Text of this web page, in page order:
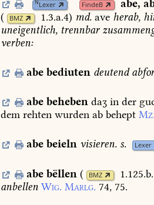
NLexer FindeB abe,
(
BMZ 1.3.a.4) md. ave herab,
uneigentlich, trennbar
verben:
abebediuten deutend
abebeheben daʒinder
dem rehten wurden ab behept
abebeieln visieren. s. Lexer
abebëllen ( BMZ
anbellen Wig. Marlg. 74, 75.